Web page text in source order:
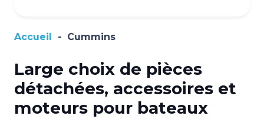
Accueil - Cummins
Large choix de pièces
détachées, accessoires et
moteurs pour bateaux